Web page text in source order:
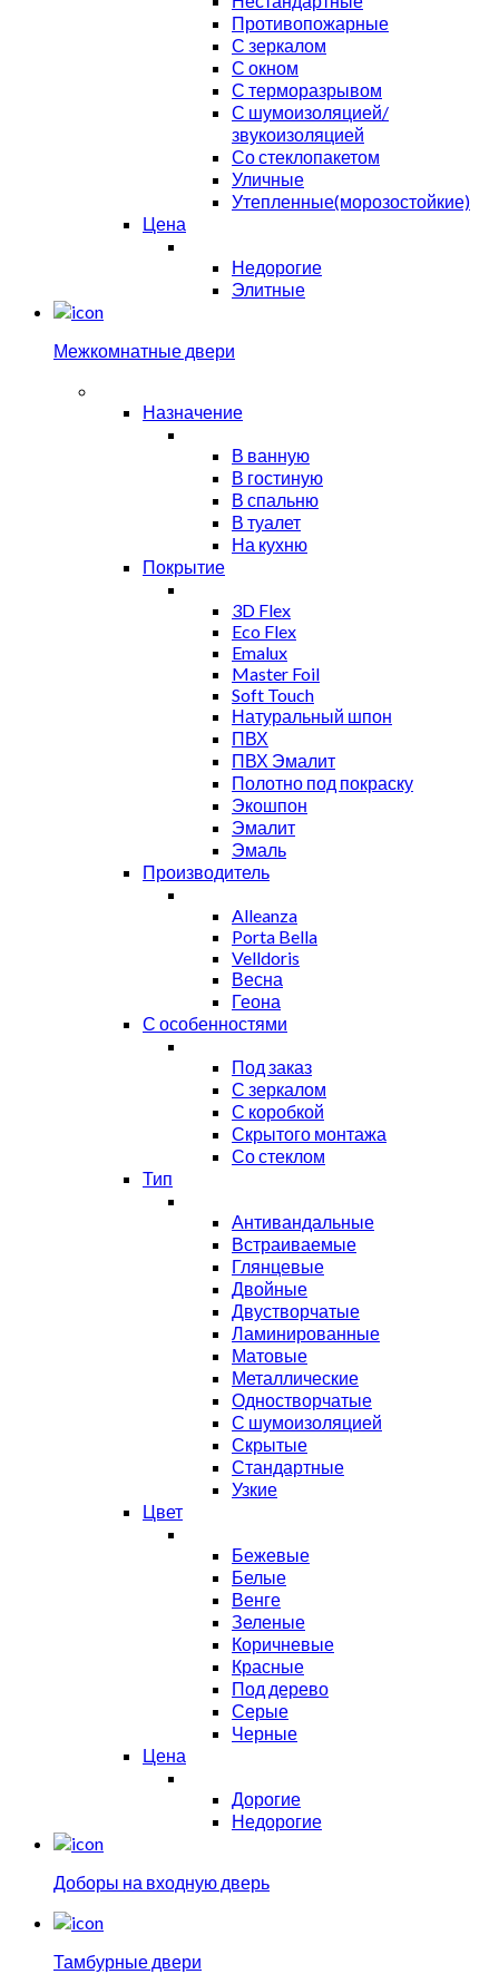
Противопожарные
С зеркалом
С окном
С терморазрывом
С шумоизоляцией/
звукоизоляцией
Со стеклопакетом
Уличные
Утепленные(морозостойкие)
Цена
Недорогие
Элитные
Межкомнатные двери
Назначение
В ванную
В гостиную
В спальню
В туалет
На кухню
Покрытие
3D Flex
Eco Flex
Emalux
Master Foil
Soft Touch
Натуральный шпон
ПВХ
ПВХ Эмалит
Полотно под покраску
Экошпон
Эмалит
Эмаль
Производитель
Alleanza
Porta Bella
Velldoris
Весна
Геона
С особенностями
Под заказ
С зеркалом
С коробкой
Скрытого монтажа
Со стеклом
Тип
Антивандальные
Встраиваемые
Глянцевые
Двойные
Двустворчатые
Ламинированные
Матовые
Металлические
Одностворчатые
С шумоизоляцией
Скрытые
Стандартные
Узкие
Цвет
Бежевые
Белые
Венге
Зеленые
Коричневые
Красные
Под дерево
Серые
Черные
Цена
Дорогие
Недорогие
Доборы на входную дверь
Тамбурные двери